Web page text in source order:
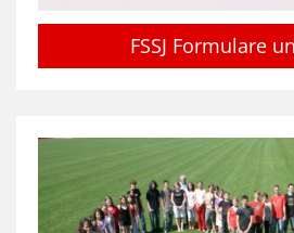
FSSJ Formulare